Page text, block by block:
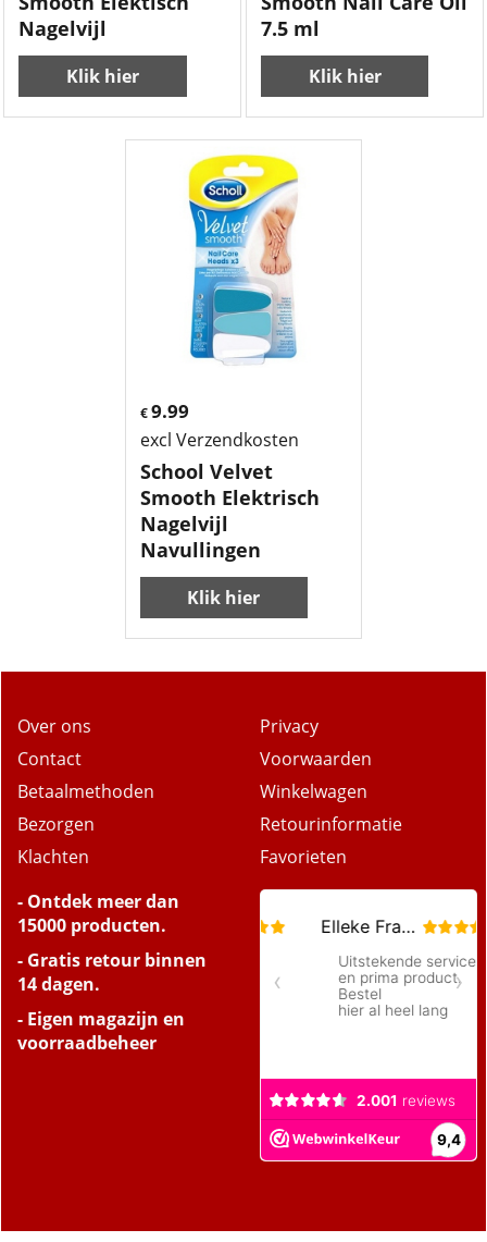
Nagelvijl
Klik hier
7.5 ml
Klik hier
€9.99
excl Verzendkosten
School Velvet
Smooth Elektrisch
Nagelvijl
Navullingen
Klik hier
Over ons
Contact
Betaalmethoden
Bezorgen
Klachten
Privacy
Voorwaarden
Winkelwagen
Retourinformatie
Favorieten
- Ontdek meer dan
15000 producten.
- Gratis retour binnen
14 dagen.
- Eigen magazijn en
voorraadbeheer